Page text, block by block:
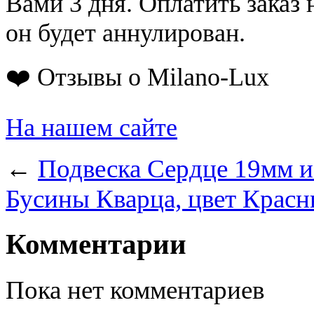
он будет аннулирован.
❤️ Отзывы о Milano-Lux
На нашем сайте
← Подвеска Сердце 19мм
Бусины Кварца, цвет
Комментарии
Пока нет комментариев